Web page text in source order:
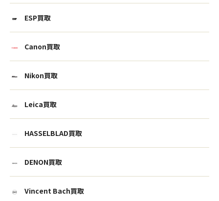
ESP買取
Canon買取
Nikon買取
Leica買取
HASSELBLAD買取
DENON買取
Vincent Bach買取